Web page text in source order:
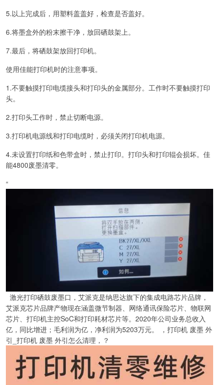
5.以上完成后，用塑料盖盖好，检查是否盖好。
6.将墨盒外的粉末擦干净，放回硒鼓架上。
7.最后，将硒鼓架放回打印机。
使用佳能打印机时的注意事项。
1.不要触摸打印电缆接头和打印头的金属部分。工作时不要触摸打印
头。
2.打印头工作时，禁止切断电源。
3.打印机电源线和打印电缆时，必须关闭打印机电源。
4.未设置打印纸和色带盒时，禁止打印。打印头和打印辊会损坏。佳
能4800废墨清零。
“
激光打印硒鼓废墨口，艾派克是纳思达旗下的集成电路芯片品牌，
艾派克芯片品牌产物现在涵盖微节制器、网络通讯保险芯片、物联网
芯片、打印机主控SoC和打印耗材芯片等。2020年公司业务总收入
亿，同比增进；毛利润为亿，净利润为5203万元。 ，打印机 废墨 外
引_打印机 废墨 外引怎么清理，？